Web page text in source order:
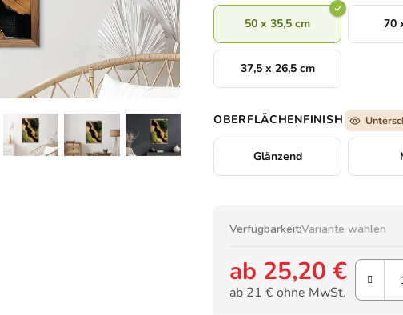
50 x 35,5 cm 70
37,5 x 26,5 cm
OBERFLÄCHENFINISH
Glänzend
Verfügbarkeit:Variante wählen
ab 25,20 €
ab 21 €ohne MwSt.